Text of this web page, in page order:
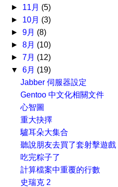
► 11月 (5)
► 10月 (3)
► 9月 (8)
► 8月 (10)
► 7月 (12)
▼ 6月 (19)
Jabber 伺服器設定
Gentoo 中文化相關文件
心智圖
重大抉擇
驢耳朵大集合
聽說朋友去買了套射擊遊戲
吃完粽子了
計算檔案中重覆的行數
史瑞克 2